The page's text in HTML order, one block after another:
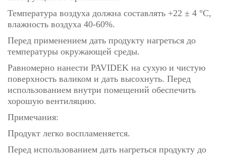
Температура воздуха должна составлять +22 ± 4 °С,
влажность воздуха 40-60%.
Перед применением дать продукту нагреться до
температуры окружающей среды.
Равномерно нанести PAVIDEK на сухую и чистую
поверхность валиком и дать высохнуть. Перед
использованием внутри помещений обеспечить
хорошую вентиляцию.
Примечания:
Продукт легко воспламеняется.
Перед использованием дать нагреться продукту до